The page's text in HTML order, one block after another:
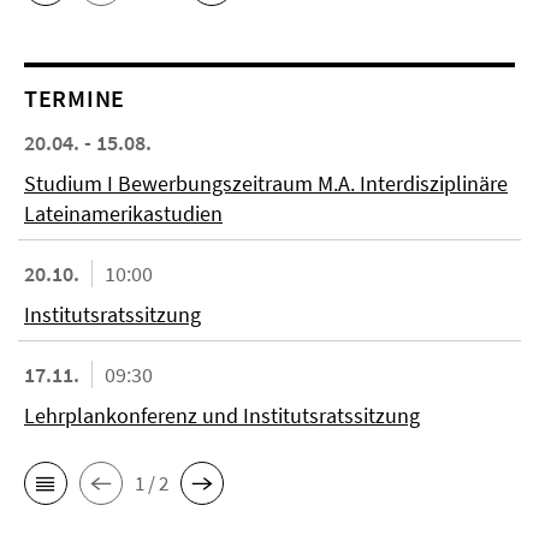
TERMINE
20.04. - 15.08.
Studium I Bewerbungszeitraum M.A. Interdisziplinäre
Lateinamerikastudien
20.10.
10:00
Institutsratssitzung
17.11.
09:30
Lehrplankonferenz und Institutsratssitzung
1 / 2